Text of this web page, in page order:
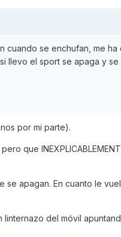
cuando se enchufan, me ha
llevo el sport se apaga y
por mi parte).
que
se apagan. En cuanto le
del móvil